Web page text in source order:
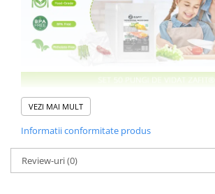
VEZI MAI MULT
Informatii conformitate produs
Review-uri(0)